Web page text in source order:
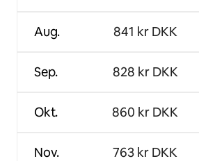
Aug.
Sep.
Okt.
Nov.
841 kr DKK
828 kr DKK
860 kr DKK
763 kr DKK